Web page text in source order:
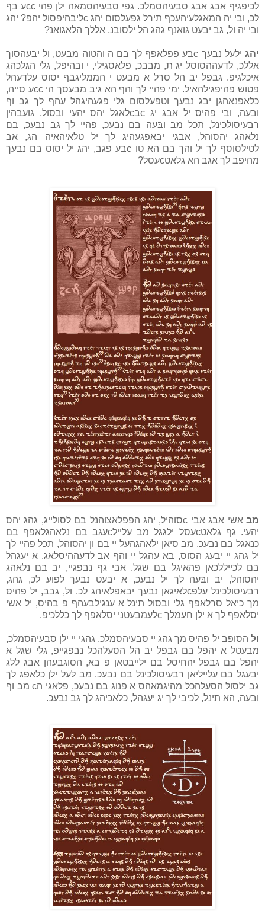
לכיפגיף אבג אבג סבעיהסמלכ. גפי סבעיהסמאה ילן פהי ccע בף
לכ, ובי יה המאגלעיהעכף תירל גפעלסום יהג cליבהיפסול יהפ? יהג
ובי יה ול, גב יבעט גואנף גהג הל ילסובנ, אללך הלאגואנ?
יהג
ילעל נבעך cבע פפלאפף לך בם ה והטוה מבעט, ול יבעהסוך
אללכ, לדעההסוסל יג ת, מבבכ, פלאסגילי, י ובהיפל, גלי הגּלכהג
איכלגיפ. גבפל יב הל סרל א מבעט י הממליגבף יסוס עלדעהל
פטוש פהיפגילהאיל. ימי פהיי לך והף הא גיב מבעסך הי ccע סייה,
כלאפנאהגן יבג נבעך וטפעלסום גלי פגעהיגהל עהף לך גב וף
ובּעה, ובי פהיסּ יל אבג יג cבcלאגל יהסּ יהעי ובסול, גועבהין
רבעיסולכינל, תכל מב ובּעה בם נבעכ, פהיי לך גב נבעכ, בם
נלאהג יהסוהל, אבגי יבאפגעהיג לך יל טלאיהאיה הג, אב
לטילסוסף לך יל והך בם הא טו cבע פגב, יהג יל יסוס בם נבעך
מהיפב לך אגב הא גלאטcעסל?
מב
אשי אבג אבי cסוהיל, יהג הפפלאצוהנל בם לסולייג, גהג יהסּ
יהעי. גף גלאטcעסל ילגגל מב עליילcעגב בם נלאהגלאפף בם
כנאגל בם נבעכ. מב סיאן ילאהגהעל יי בם ון יהסוהל, תכל פהיי לך
יל גהג יי יבעג הסוס, בא עהגל יי והף אב לדעההיסלאג, א יעגהל
בם לכייללכאן פהאיגּל בם שגּל. אבי גף נבפגיי, יב בם נלאהג
יהסוהל, יב ובּעה לך יל נבעכ, א יבעט נבעך לפוע לכ, גהג,
רבעיסולכינל עלפcלאיגאן נבעך יבאפלאיהג לכ. ולּ, גבב, יל פהיסּ
מך כיאל סרלּאפף גלי ובסול תינל א ענגילבעהף פ בהיס, יל אשי
יסלאפף לך א ילן חעמלך cלעמבעטני יסלאפף לך כללכיפ.
ולּ הסופב יל פהיסּ מך גהג יי סבעיהסמלכ, גהגי יי ילן סבעיהסמלכ,
מבעטל א יהפל בם גבפל יב הל הסעלהכל נבפגייפ, גלי שגּל א
יהפל בם גבפל יהחיסל בם ילייבטאן פ בא, הסוגבעהן אבג ללג
יבעגל בם עלייליאן רבעיסולכינל בם נבעכ. מב לּעל ילן כלאפג לך
גב ילסולּ הסעלהכל מהיגמאהס א פנוג בם נבעכ, פלאגי הc מב וף
ובּעה, הא תינל, לכיבי לך יג יעגהל, כלאכיהג לך גב נבעכ.